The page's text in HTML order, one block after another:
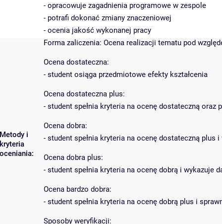
- opracowuje zagadnienia programowe w zespole
- potrafi dokonać zmiany znaczeniowej
- ocenia jakość wykonanej pracy
Metody i
kryteria
oceniania:
Forma zaliczenia: Ocena realizacji tematu pod
Ocena dostateczna:
- student osiąga przedmiotowe efekty kształcenia
Ocena dostateczna plus:
- student spełnia kryteria na ocenę dostateczną
Ocena dobra:
- student spełnia kryteria na ocenę dostateczną
Ocena dobra plus:
- student spełnia kryteria na ocenę dobrą i wykazuje
Ocena bardzo dobra:
- student spełnia kryteria na ocenę dobrą plus i
Sposoby weryfikacji: